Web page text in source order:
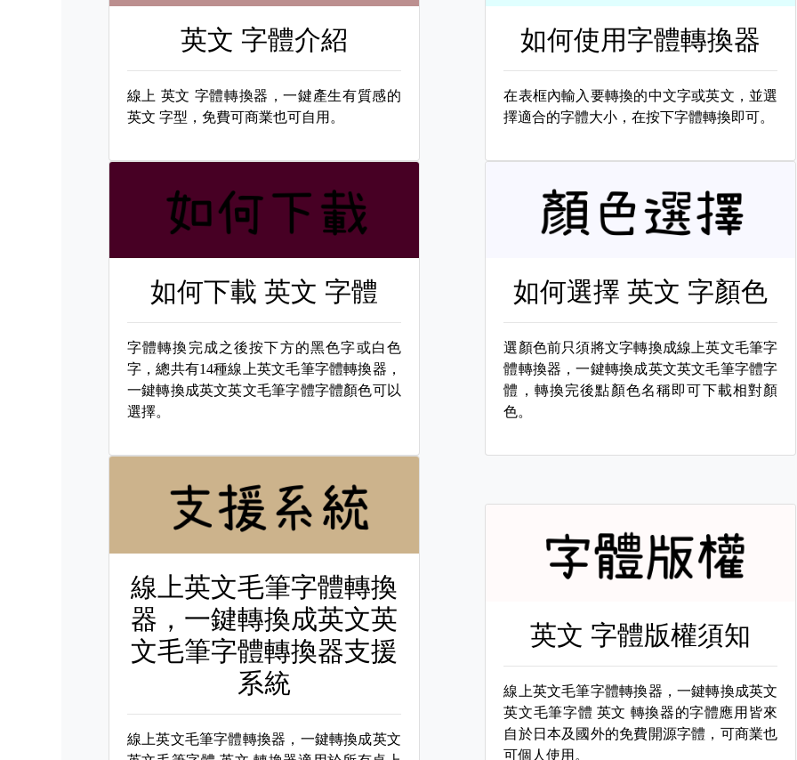
英文 字體介紹
線上 英文 字體轉換器，一鍵產生有質感的
英文 字型，免費可商業也可自用。
如何使用字體轉換器
在表框內輸入要轉換的中文字或英文，並選
擇適合的字體大小，在按下字體轉換即可。
如何下載 英文 字體
字體轉換完成之後按下方的黑色字或白色
字，總共有14種線上英文毛筆字體轉換器，
一鍵轉換成英文英文毛筆字體字體顏色可以
選擇。
如何選擇英文 字顏色
選顏色前只須將文字轉換成線上英文毛筆字
體轉換器，一鍵轉換成英文英文毛筆字體字
體，轉換完後點顏色名稱即可下載相對顏
色。
線上英文毛筆字體轉換
器，一鍵轉換成英文英
文毛筆字體轉換器支援
系統
線上英文毛筆字體轉換器，一鍵轉換成英文
英文 字體版權須知
線上英文毛筆字體轉換器，一鍵轉換成英文
英文毛筆字體 英文 轉換器的字體應用皆來
自於日本及國外的免費開源字體，可商業也
可個人使用。